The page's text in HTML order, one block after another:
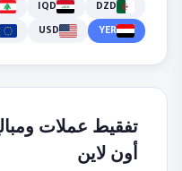
DZD
IQD
YER
USD
تفقيط عملات
أون لاين